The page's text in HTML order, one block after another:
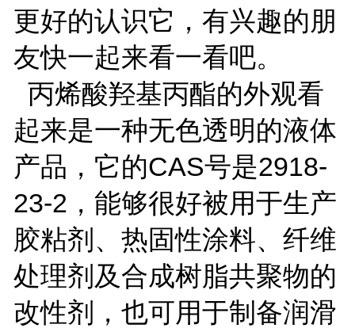
更好的认识它，有兴趣的朋
友快一起来看一看吧。
丙烯酸羟基丙酯的外观看
起来是一种无色透明的液体
产品，它的CAS号是2918-
23-2，能够很好被用于生产
胶粘剂、热固性涂料、纤维
处理剂及合成树脂共聚物的
改性剂，也可用于制备润滑